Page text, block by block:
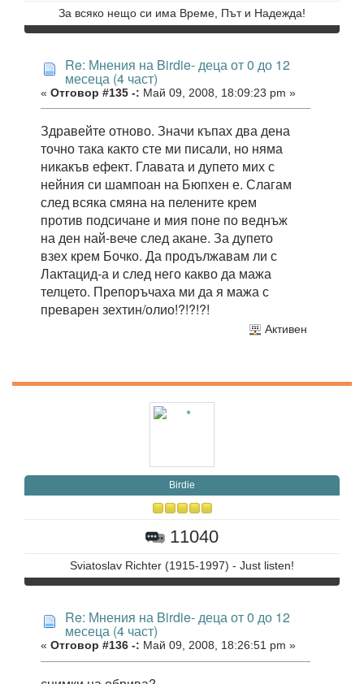
За всяко нещо си има Време, Път и Надежда!
Re: Мнения на Birdie- деца от 0 до 12
месеца (4 част)
« Отговор #135 -: Май 09, 2008, 18:09:23 pm »
Здравейте отново. Значи къпах два дена
точно така както сте ми писали, но няма
никакъв ефект. Главата и дупето мих с
нейния си шампоан на Бюпхен е. Слагам
след всяка смяна на пелените крем
против подсичане и мия поне по веднъж
на ден най-вече след акане. За дупето
взех крем Бочко. Да продължавам ли с
Лактацид-а и след него какво да мажа
телцето. Препоръчаха ми да я мажа с
преварен зехтин/олио!?!?!?!
Активен
Birdie
11040
Sviatoslav Richter (1915-1997) - Just listen!
Re: Мнения на Birdie- деца от 0 до 12
месеца (4 част)
« Отговор #136 -: Май 09, 2008, 18:26:51 pm »